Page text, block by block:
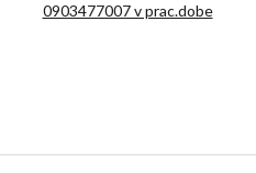
0903477007 v prac.dobe